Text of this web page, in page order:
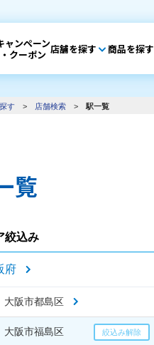
ャンペーン
・クーポン 店舗を探す 商品を探す
す > 店舗検索 > 駅一覧
覧
絞込み
府
大阪市都島区
大阪市福島区